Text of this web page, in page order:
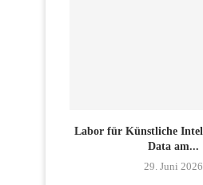
Labor für Künstliche
Data am...
29. Juni 2026